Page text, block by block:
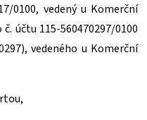
0100, vedený u Komerční
účtu 115-560470297/0100
vedeného u Komerční